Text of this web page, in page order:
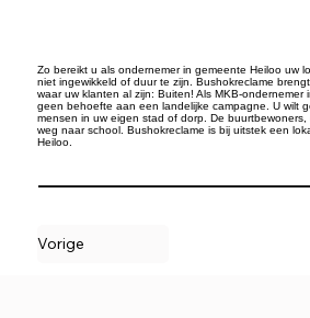
Zo bereikt u als ondernemer in gemeente Heiloo uw
niet ingewikkeld of duur te zijn. Bushokreclame
waar uw klanten al zijn: Buiten! Als MKB-ondernemer
geen behoefte aan een landelijke campagne. U wilt
mensen in uw eigen stad of dorp. De
weg naar school. Bushokreclame is bij uitstek een
Heiloo.
Vorige